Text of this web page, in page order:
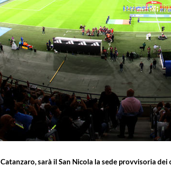
Catanzaro, sarà il San Nicola la sede provvisoria dei